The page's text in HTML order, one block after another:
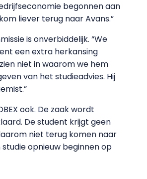
begonnen aan
liever terug naar Avans.”
is onverbiddelijk. “We
een extra herkansing
niet in waarom we hem
van het studieadvies. Hij
ook. De zaak wordt
De student krijgt geen
niet terug komen naar
studie opnieuw beginnen op